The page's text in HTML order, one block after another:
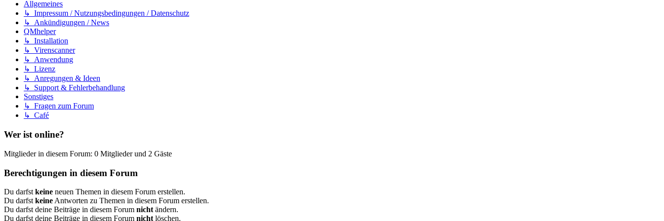
Allgemeines
↳ Impressum / Nutzungsbedingungen / Datenschutz
↳ Ankündigungen / News
QMhelper
↳ Installation
↳ Virenscanner
↳ Anwendung
↳ Lizenz
↳ Anregungen & Ideen
↳ Support & Fehlerbehandlung
Sonstiges
↳ Fragen zum Forum
↳ Café
Wer ist online?
Mitglieder in diesem Forum: 0 Mitglieder und 2 Gäste
Berechtigungen in diesem Forum
Du darfst keine neuen Themen in diesem Forum erstellen.
Du darfst keine Antworten zu Themen in diesem Forum erstellen.
Du darfst deine Beiträge in diesem Forum nicht ändern.
Du darfst deine Beiträge in diesem Forum nicht löschen.